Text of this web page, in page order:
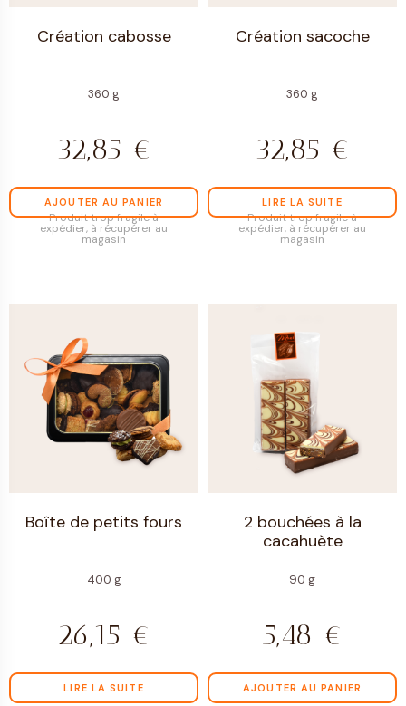
Création cabosse
360 g
32,85 €
AJOUTER AU PANIER
Produit trop fragile à
expédier, à récupérer au
magasin
Création sacoche
360 g
32,85 €
LIRE LA SUITE
Produit trop fragile à
expédier, à récupérer au
magasin
Boîte de petits fours
400 g
26,15 €
LIRE LA SUITE
2 bouchées à la
cacahuète
90 g
5,48 €
AJOUTER AU PANIER